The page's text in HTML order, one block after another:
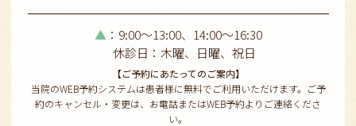
▲ ：9:00～13:00、14:00〜16:30
休診日：木曜、日曜、祝日
【ご予約にあたってのご案内】
当院のWEB予約システムは患者様に無料でご利用いただけます。ご予
約のキャンセル・変更は、お電話またはWEB予約よりご連絡くださ
い。